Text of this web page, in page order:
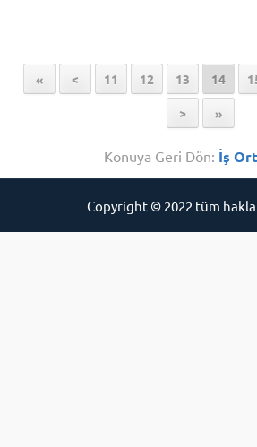
« < 11 12 13 14
> »
Konuya Geri Dön: İş
Copyright © 2022 tüm